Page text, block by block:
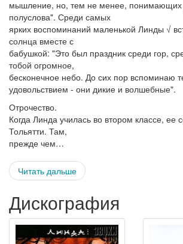
мышление, но, тем не менее, понимающих
полуслова". Среди самых
ярких воспоминаний маленькой Линды √
солнца вместе с
бабушкой: "Это был праздник среди гор,
тобой огромное,
бесконечное небо. До сих пор вспоминаю
удовольствием - они дикие и волшебные".
Отрочество.
Когда Линда училась во втором классе, ее
Тольятти. Там,
прежде чем…
Читать дальше
Дискография